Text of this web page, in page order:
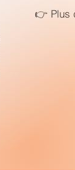
👉 Plus